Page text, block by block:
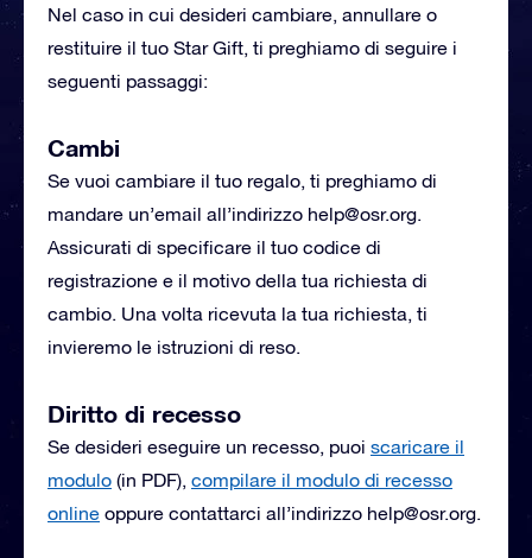
Nel caso in cui desideri cambiare, annullare o
restituire il tuo Star Gift, ti preghiamo di seguire i
seguenti passaggi:
Cambi
Se vuoi cambiare il tuo regalo, ti preghiamo di
mandare un’email all’indirizzo help@osr.org.
Assicurati di specificare il tuo codice di
registrazione e il motivo della tua richiesta di
cambio. Una volta ricevuta la tua richiesta, ti
invieremo le istruzioni di reso.
Diritto di recesso
Se desideri eseguire un recesso, puoi scaricare il
modulo (in PDF), compilare il modulo di recesso
online oppure contattarci all’indirizzo help@osr.org.